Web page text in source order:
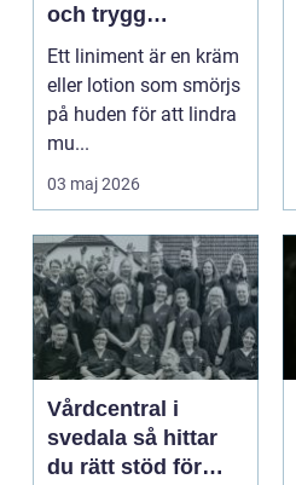
och trygg
användning
Ett liniment är en kräm
eller lotion som smörjs
på huden för att lindra
mu...
03 maj 2026
Vårdcentral i
svedala så hittar
du rätt stöd för